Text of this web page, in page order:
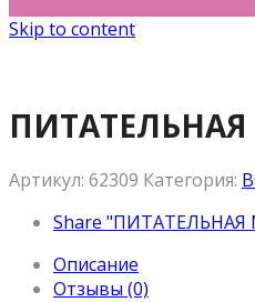
Skip to content
ПИТАТЕЛЬНАЯ
Артикул: 62309 Категория:
Share "ПИТАТЕЛЬНАЯ
Описание
Отзывы (0)